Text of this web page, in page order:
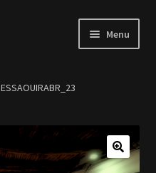
Menu
ESSAOUIRABR_23